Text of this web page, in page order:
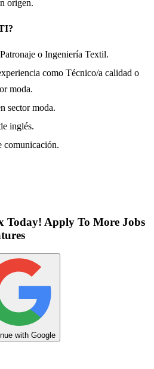
origen.
o Ingeniería Textil.
como Técnico/a calidad o
moda.
sector moda.
inglés.
comunicación.
Today! Apply To More Jobs
with Google